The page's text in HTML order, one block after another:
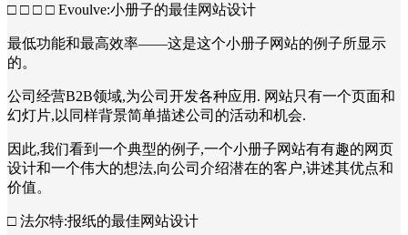
□ □ □ □ Evoulve:小册子的最佳网站设计
最低功能和最高效率——这是这个小册子网站的例子所显示
的。
公司经营B2B领域,为公司开发各种应用. 网站只有一个页面和
幻灯片,以同样背景简单描述公司的活动和机会.
因此,我们看到一个典型的例子,一个小册子网站有有趣的网页
设计和一个伟大的想法,向公司介绍潜在的客户,讲述其优点和
价值。
□ 法尔特:报纸的最佳网站设计